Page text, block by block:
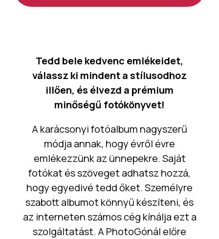
Tedd bele kedvenc emlékeidet,
válassz ki mindent a stílusodhoz
illően, és élvezd a prémium
minőségű fotókönyvet!
A karácsonyi fotóalbum nagyszerű
módja annak, hogy évről évre
emlékezzünk az ünnepekre. Saját
fotókat és szöveget adhatsz hozzá,
hogy egyedivé tedd őket. Személyre
szabott albumot könnyű készíteni, és
az interneten számos cég kínálja ezt a
szolgáltatást. A PhotoGónál előre